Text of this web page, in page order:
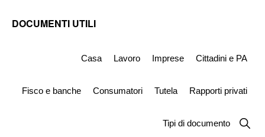
DOCUMENTI UTILI
Simile
Casa Lavoro Imprese Cittadini e PA
Fisco e banche Consumatori Tutela Rapporti privati
Tipi di documento
Show